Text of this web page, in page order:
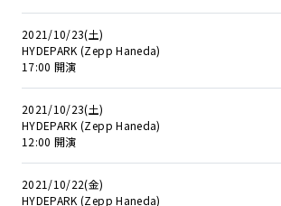
2021/10/23(土)
HYDEPARK (Zepp Haneda)
17:00 開演
2021/10/23(土)
HYDEPARK (Zepp Haneda)
12:00 開演
2021/10/22(金)
HYDEPARK (Zepp Haneda)